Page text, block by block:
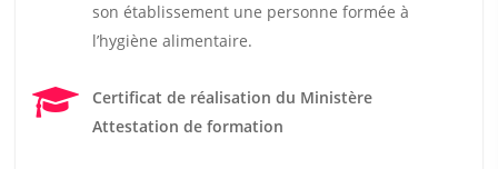
son établissement une personne formée à
l’hygiène alimentaire.
Certificat de réalisation du Ministère
Attestation de formation